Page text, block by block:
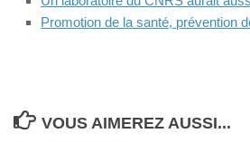
Promotion de la santé, prévention
VOUS AIMEREZ AUSSI...